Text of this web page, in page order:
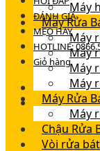
ĐÁNH GIÁ
MẸO HAY
HOTLINE:
Giỏ hàng
Máy
Máy Rửa
Máy
Máy
Máy
Máy
Máy Rửa
Máy
Chậu Rửa
Vòi rửa bát